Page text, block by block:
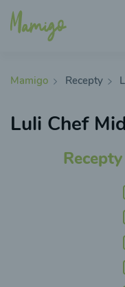
Mamigo Recepty
Luli Chef